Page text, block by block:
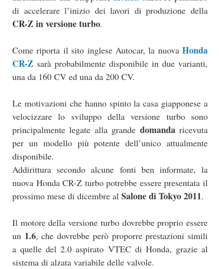
di accelerare l’inizio dei lavori di produzione della
CR-Z in versione turbo.
Come riporta il sito inglese Autocar, la nuova Honda
CR-Z sarà probabilmente disponibile in due varianti,
una da 160 CV ed una da 200 CV.
Le motivazioni che hanno spinto la casa giapponese a
velocizzare lo sviluppo della versione turbo sono
principalmente legate alla grande domandaricevuta
per un modello più potente dell’unico attualmente
disponibile.
Addirittura secondo alcune fonti ben informate, la
nuova Honda CR-Z turbo potrebbe essere presentata il
prossimo mese di dicembre al Salone di Tokyo 2011.
Il motore della versione turbo dovrebbe proprio essere
un 1.6, che dovrebbe però proporre prestazioni simili
a quelle del 2.0 aspirato VTEC di Honda, grazie al
sistema di alzata variabile delle valvole.